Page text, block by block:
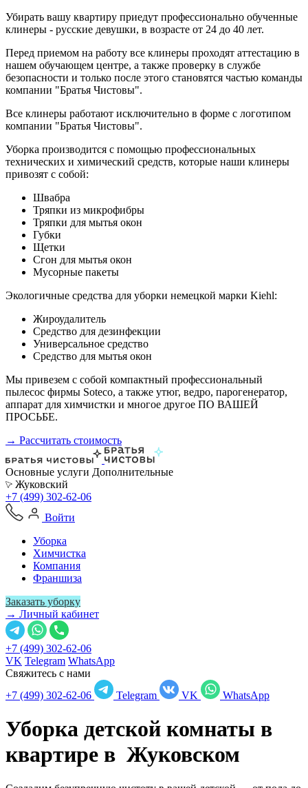
Убирать вашу квартиру приедут профессионально обученные
клинеры - русские девушки, в возрасте от 24 до 40 лет.
Перед приемом на работу все клинеры проходят аттестацию в
нашем обучающем центре, а также проверку в службе
безопасности и только после этого становятся частью команды
компании "Братья Чистовы".
Все клинеры работают исключительно в форме с логотипом
компании "Братья Чистовы".
Уборка производится с помощью профессиональных
технических и химический средств, которые наши клинеры
привозят с собой:
Швабра
Тряпки из микрофибры
Тряпки для мытья окон
Губки
Щетки
Сгон для мытья окон
Мусорные пакеты
Экологичные средства для уборки немецкой марки Kiehl:
Жироудалитель
Средство для дезинфекции
Универсальное средство
Средство для мытья окон
Мы привезем с собой компактный профессиональный
пылесос фирмы Soteco, а также утюг, ведро, парогенератор,
аппарат для химчистки и многое другое ПО ВАШЕЙ
ПРОСЬБЕ.
→ Рассчитать стоимость
Основные услуги Дополнительные
Жуковский
+7 (499) 302-62-06
Войти
Уборка
Химчистка
Компания
Франшиза
Заказать уборку
→ Личный кабинет
+7 (499) 302-62-06
VK Telegram WhatsApp
Свяжитесь с нами
+7 (499) 302-62-06
Telegram VK WhatsApp
Уборка детской комнаты в
квартире в Жуковском